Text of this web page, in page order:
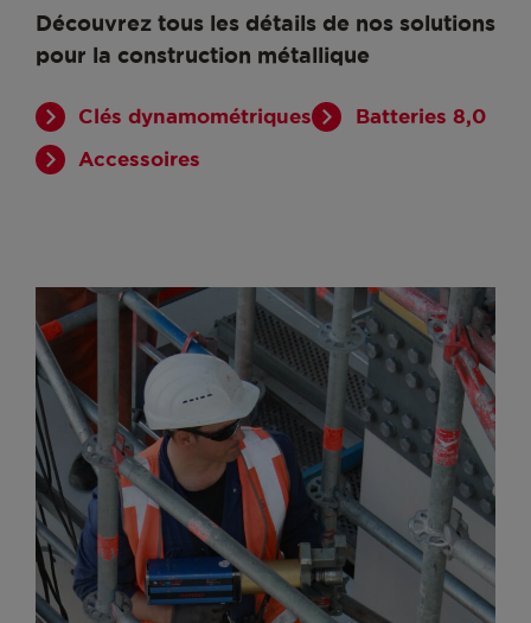
Découvrez tous les détails de nos solutions
pour la construction métallique
Clés dynamométriques
Batteries 8,0
Accessoires